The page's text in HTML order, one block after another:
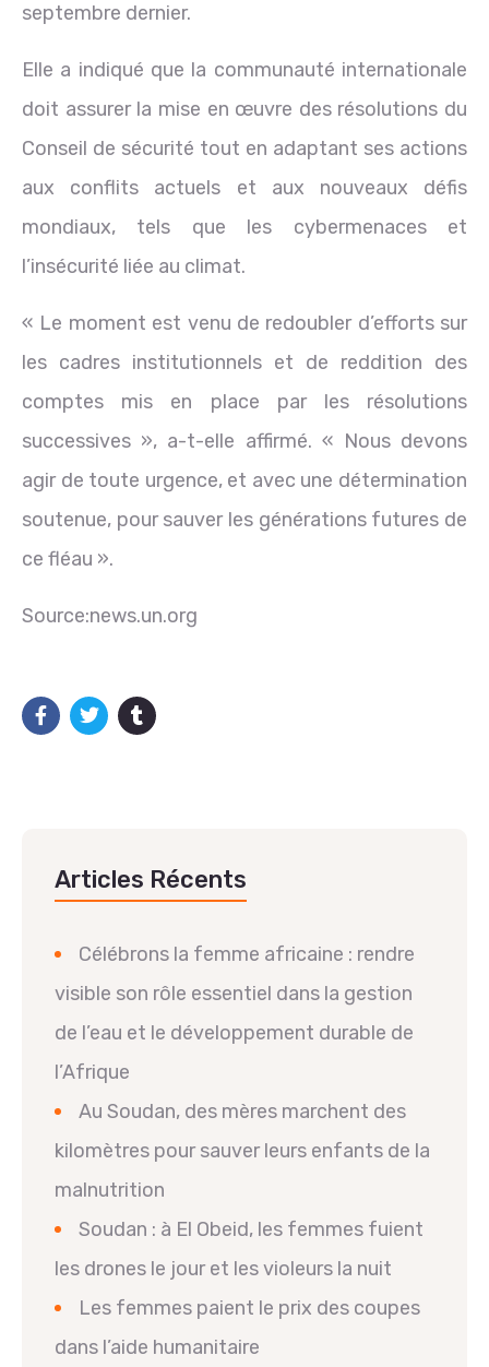
septembre dernier.
Elle a indiqué que la communauté internationale
doit assurer la mise en œuvre des résolutions du
Conseil de sécurité tout en adaptant ses actions
aux conflits actuels et aux nouveaux défis
mondiaux, tels que les cybermenaces et
l’insécurité liée au climat.
« Le moment est venu de redoubler d’efforts sur
les cadres institutionnels et de reddition des
comptes mis en place par les résolutions
successives », a-t-elle affirmé. « Nous devons
agir de toute urgence, et avec une détermination
soutenue, pour sauver les générations futures de
ce fléau ».
Source:news.un.org
Articles Récents
Célébrons la femme africaine : rendre
visible son rôle essentiel dans la gestion
de l’eau et le développement durable de
l’Afrique
Au Soudan, des mères marchent des
kilomètres pour sauver leurs enfants de la
malnutrition
Soudan : à El Obeid, les femmes fuient
les drones le jour et les violeurs la nuit
Les femmes paient le prix des coupes
dans l’aide humanitaire